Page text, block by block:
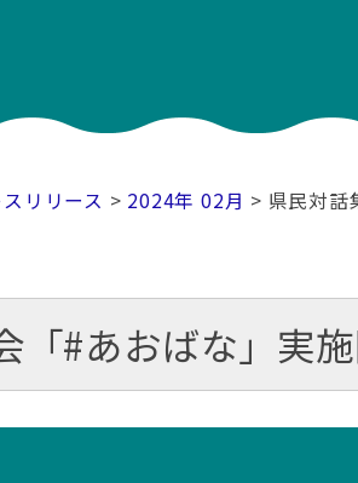
リリース > 2024年 02月 > 県民対話
「#あおばな」実